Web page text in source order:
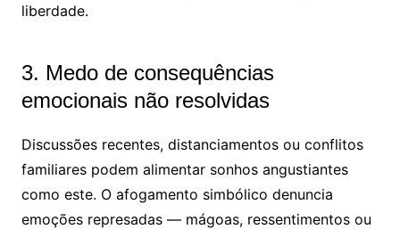
liberdade.
3. Medo de consequências
emocionais não resolvidas
Discussões recentes, distanciamentos ou conflitos
familiares podem alimentar sonhos angustiantes
como este. O afogamento simbólico denuncia
emoções represadas — mágoas, ressentimentos ou